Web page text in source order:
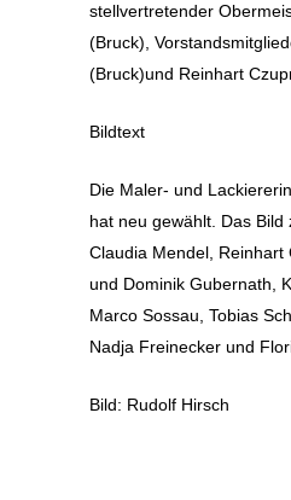
stellvertretender
(Bruck),
(Bruck)und Reinhart
Bildtext
Die Maler- und
hat neu gewählt. Das Bild
Claudia Mendel, Reinhart
und Dominik Gubernath,
Marco Sossau, Tobias
Nadja Freinecker und
Bild: Rudolf Hirsch